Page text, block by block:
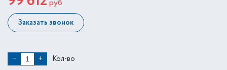
руб
Заказать звонок
− + Кол-во